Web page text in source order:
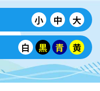
小 中 大
白 黒 青 黄